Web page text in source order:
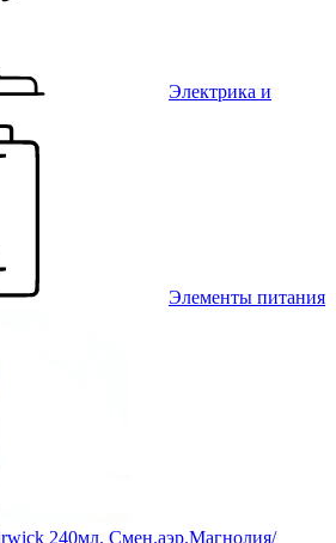
Электрика и
Элементы питания
240мл. Смен.аэр.Магнолия/